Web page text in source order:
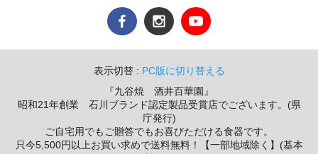
表示切替 : PC版に切り替える
『九谷焼 酒井百華園』
昭和21年創業 石川ブランド認定製品受賞店でございます。(県
庁発行)
ご自宅用でもご贈答でもお喜びただける食器です。
只今5,500円以上お買い求めで送料無料！【一部地域除く】(基本